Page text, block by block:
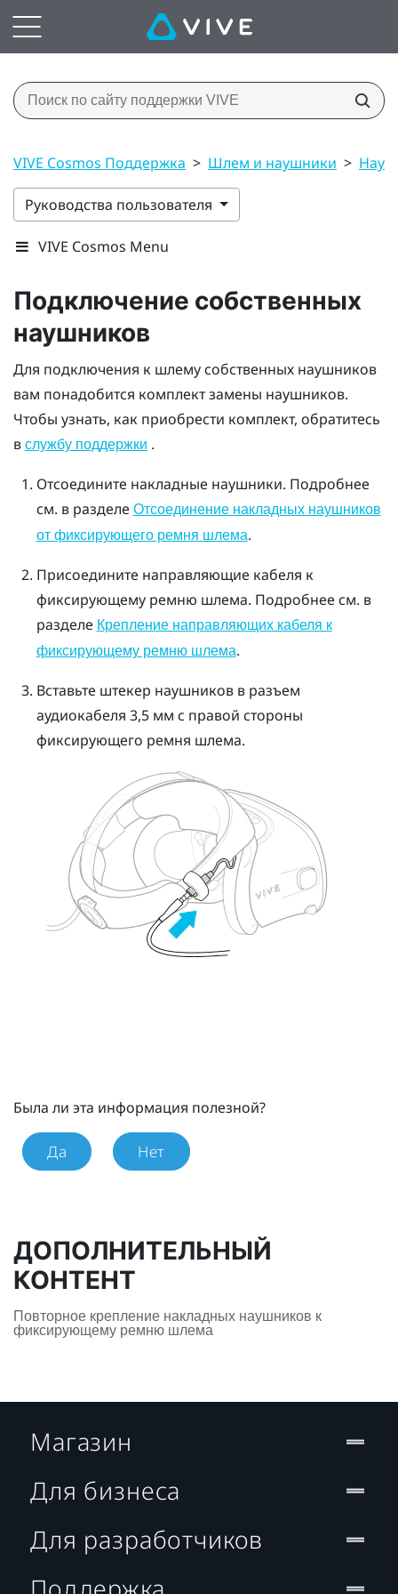
VIVE Cosmos Поддержка > Шлем и наушники >
Руководства пользователя
VIVE Cosmos Menu
Подключение собственных
наушников
Для подключения к шлему собственных наушников
вам понадобится комплект замены наушников.
Чтобы узнать, как приобрести комплект, обратитесь
в службу поддержки .
Отсоедините накладные наушники. Подробнее
см. в разделе Отсоединение накладных наушников
от фиксирующего ремня шлема.
Присоедините направляющие кабеля к
фиксирующему ремню шлема. Подробнее см. в
разделе Крепление направляющих кабеля к
фиксирующему ремню шлема.
Вставьте штекер наушников в разъем
аудиокабеля 3,5 мм с правой стороны
фиксирующего ремня шлема.
Была ли эта информация полезной?
Да Нет
ДОПОЛНИТЕЛЬНЫЙ
КОНТЕНТ
Повторное крепление накладных наушников к
фиксирующему ремню шлема
Магазин
Для бизнеса
Для разработчиков